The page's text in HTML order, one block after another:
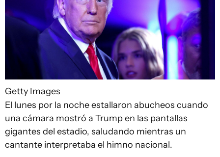
Getty Images
El lunes por la noche estallaron abucheos cuando
una cámara mostró a Trump en las pantallas
gigantes del estadio, saludando mientras un
cantante interpretaba el himno nacional.